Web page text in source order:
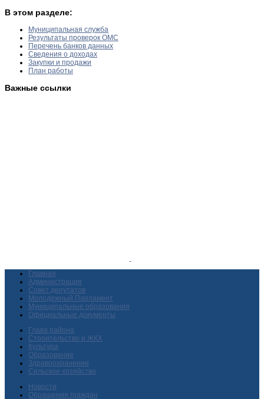
В этом разделе:
Муниципальная служба
Результаты проверок ОМС
Перечень банков данных
Сведения о доходах
Закупки и продажи
План работы
Важные ссылки
Главная
Администрация
Совет депутатов
Молодежный Парламент
Муниципальные образования
Официальные документы
Глава района
Строительство и ЖКХ
Культура
Образование
Здравоохранение
Сельское хозяйство
Новости
Обращения граждан